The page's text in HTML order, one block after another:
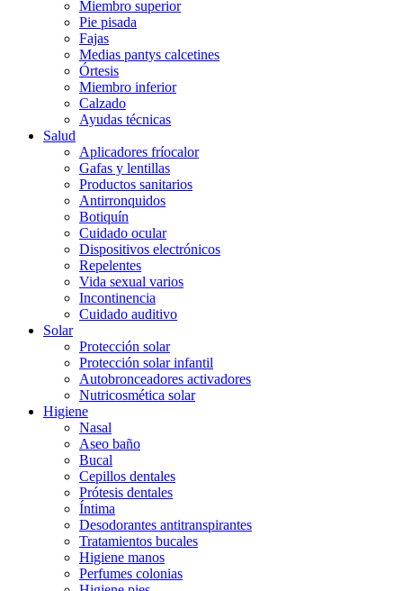
Miembro superior
Pie pisada
Fajas
Medias pantys calcetines
Órtesis
Miembro inferior
Calzado
Ayudas técnicas
Salud
Aplicadores fríocalor
Gafas y lentillas
Productos sanitarios
Antirronquidos
Botiquín
Cuidado ocular
Dispositivos electrónicos
Repelentes
Vida sexual varios
Incontinencia
Cuidado auditivo
Solar
Protección solar
Protección solar infantil
Autobronceadores activadores
Nutricosmética solar
Higiene
Nasal
Aseo baño
Bucal
Cepillos dentales
Prótesis dentales
Íntima
Desodorantes antitranspirantes
Tratamientos bucales
Higiene manos
Perfumes colonias